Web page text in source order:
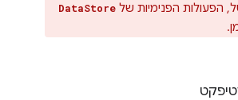
הפעולות הפנימיות של DataStore